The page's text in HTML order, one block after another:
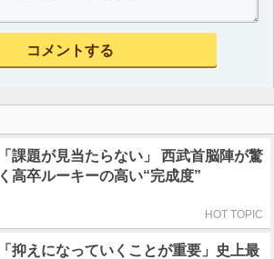
「課題が見当たらない」 西武首脳陣が驚
く高卒ルーキーの高い“完成度”
HOT TOPIC
「抑えになっていくことが重要」史上最